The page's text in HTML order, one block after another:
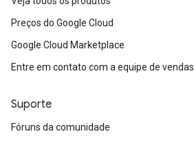
Preços do Google Cloud
Google Cloud Marketplace
Entre em contato com a equipe de vendas.
Suporte
Fóruns da comunidade